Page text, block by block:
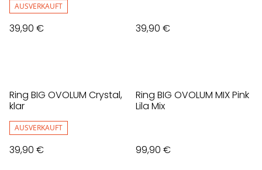
AUSVERKAUFT
39,90 € 39,90 €
Ring BIG OVOLUM Crystal,
klar
AUSVERKAUFT
39,90 €
Ring BIG OVOLUM MIX Pink
Lila Mix
99,90 €